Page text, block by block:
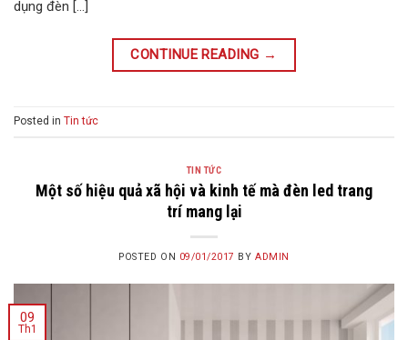
dụng đèn […]
CONTINUE READING →
Posted in Tin tức
TIN TỨC
Một số hiệu quả xã hội và kinh tế mà đèn led trang
trí mang lại
POSTED ON 09/01/2017 BY ADMIN
09
Th1